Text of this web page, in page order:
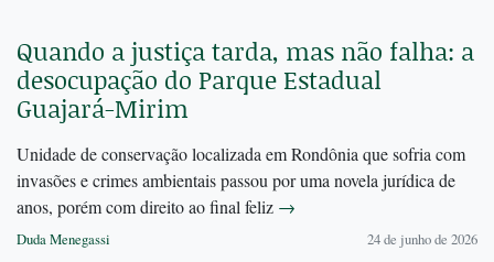
Quando a justiça tarda, mas não falha: a
desocupação do Parque Estadual
Guajará-Mirim
Unidade de conservação localizada em Rondônia que sofria com
invasões e crimes ambientais passou por uma novela jurídica de
anos, porém com direito ao final feliz →
Duda Menegassi 24 de junho de 2026